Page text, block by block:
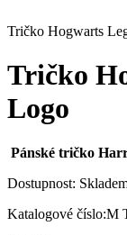
Tričko Hogwarts
Tričko
Logo
Pánské tričko
Dostupnost:
Katalogové číslo:M